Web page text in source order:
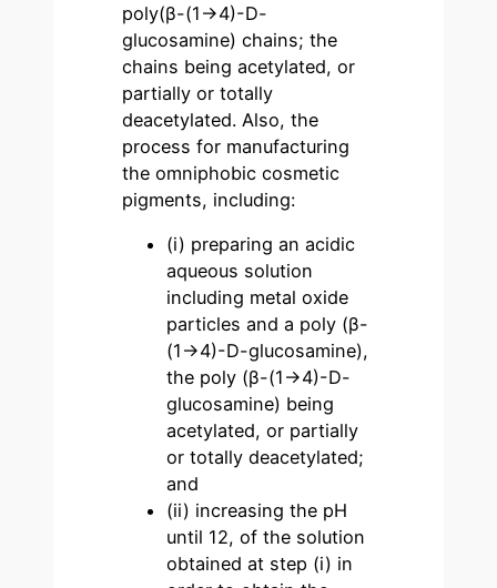
poly(β-(1→4)-D-
glucosamine) chains; the
chains being acetylated, or
partially or totally
deacetylated. Also, the
process for manufacturing
the omniphobic cosmetic
pigments, including:
(i) preparing an acidic
aqueous solution
including metal oxide
particles and a poly (β-
(1→4)-D-glucosamine),
the poly (β-(1→4)-D-
glucosamine) being
acetylated, or partially
or totally deacetylated;
and
(ii) increasing the pH
until 12, of the solution
obtained at step (i) in